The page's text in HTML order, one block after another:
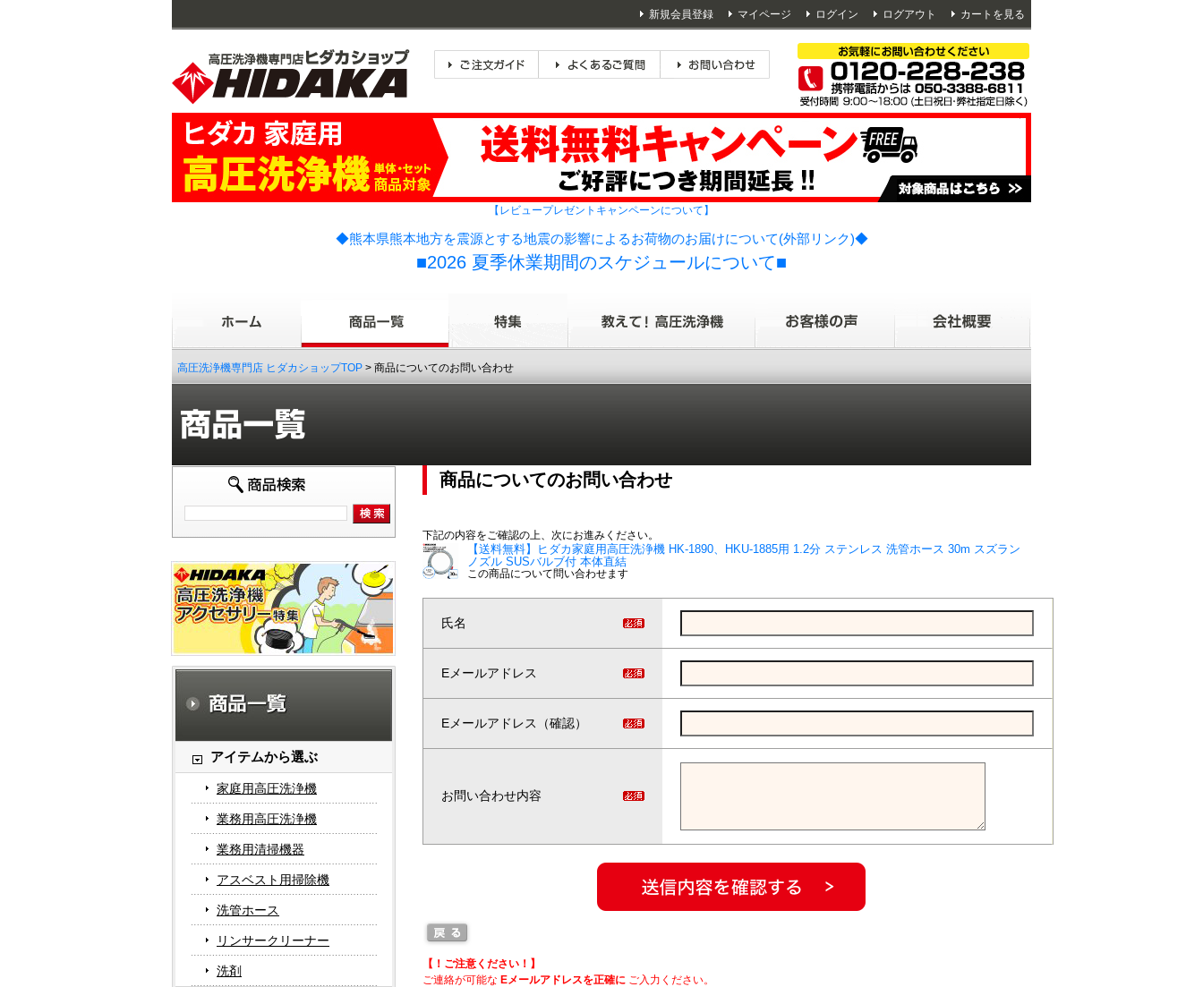
新規会員登録 マイページ ログイン ログアウト カートを見る
【レビュープレゼントキャンペーンについて】
◆熊本県熊本地方を震源とする地震の影響によるお荷物のお届けについて(外部リンク)◆
■2026 夏季休業期間のスケジュールについて■
高圧洗浄機専門店 ヒダカショップTOP > 商品についてのお問い合わせ
アイテムから選ぶ
家庭用高圧洗浄機
業務用高圧洗浄機
業務用清掃機器
アスベスト用掃除機
洗管ホース
リンサークリーナー
洗剤
商品についてのお問い合わせ
下記の内容をご確認の上、次にお進みください。
【送料無料】ヒダカ家庭用高圧洗浄機 HK-1890、HKU-1885用 1.2分 ステンレス 洗管ホース 30m スズラン
ノズル SUSバルブ付 本体直結
この商品について問い合わせます
氏名
Eメールアドレス
Eメールアドレス（確認）
お問い合わせ内容
【！ご注意ください！】
ご連絡が可能な Eメールアドレスを正確に ご入力ください。